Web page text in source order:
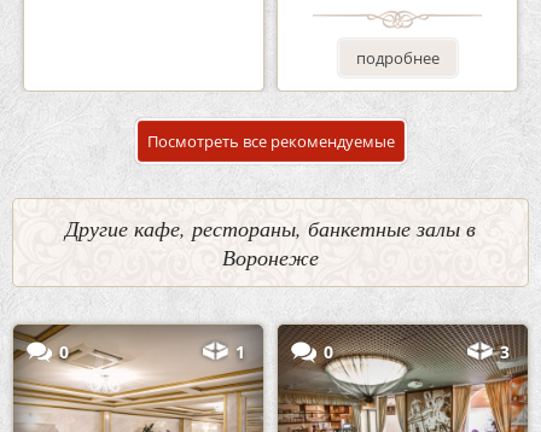
подробнее
Посмотреть все рекомендуемые
Другие кафе, рестораны, банкетные залы в
Воронеже
0 1 0 3